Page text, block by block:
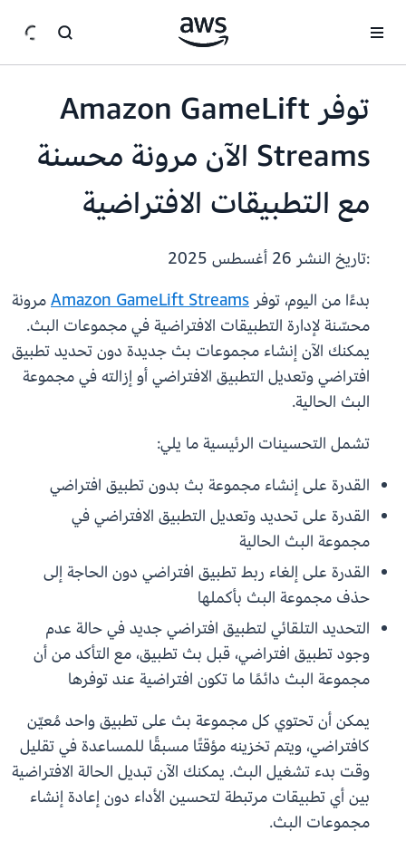
توفر Amazon GameLift
Streams الآن مرونة محسنة
مع التطبيقات الافتراضية
:تاريخ النشر
بدءًا من اليوم، توفر Amazon GameLift Streamsمرونة
محسّنة لإدارة التطبيقات الافتراضية في مجموعات البث.
يمكنك الآن إنشاء مجموعات بث جديدة دون تحديد تطبيق
افتراضي وتعديل التطبيق الافتراضي أو إزالته في مجموعة
البث الحالية.
تشمل التحسينات الرئيسية ما يلي:
القدرة على إنشاء مجموعة بث بدون تطبيق افتراضي
القدرة على تحديد وتعديل التطبيق الافتراضي في
مجموعة البث الحالية
القدرة على إلغاء ربط تطبيق افتراضي دون الحاجة إلى
حذف مجموعة البث بأكملها
التحديد التلقائي لتطبيق افتراضي جديد في حالة عدم
وجود تطبيق افتراضي، قبل بث تطبيق، مع التأكد من أن
مجموعة البث دائمًا ما تكون افتراضية عند توفرها
يمكن أن تحتوي كل مجموعة بث على تطبيق واحد مُعيّن
كافتراضي، ويتم تخزينه مؤقتًا مسبقًا للمساعدة في تقليل
وقت بدء تشغيل البث. يمكنك الآن تبديل الحالة الافتراضية
بين أي تطبيقات مرتبطة لتحسين الأداء دون إعادة إنشاء
مجموعات البث.